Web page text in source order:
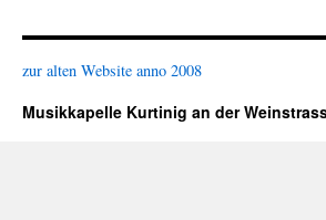
zur alten Website anno 2008
Musikkapelle Kurtinig an der